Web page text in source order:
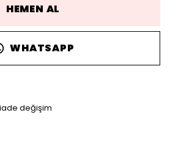
HEMEN AL
WHATSAPP
değişim